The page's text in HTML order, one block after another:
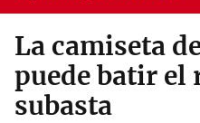
La camiseta
puede batir el
subasta